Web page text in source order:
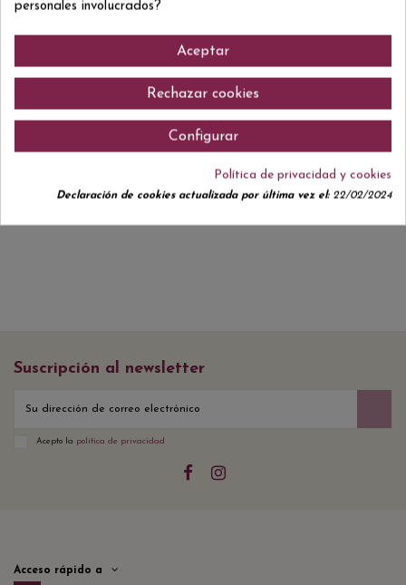
textura sedosa.
No hay reseñas de clientes en este momento.
Suscripción al newsletter
Acepto la política de privacidad
Acceso rápido a
personales involucrados?
Aceptar
Rechazar cookies
Configurar
Política de privacidad y cookies
Declaración de cookies actualizada por última vez el:22/02/2024